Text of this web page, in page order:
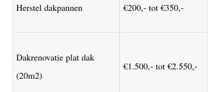
Herstel dakpannen €200,- tot €350,-
Dakrenovatie plat dak
(20m2)
€1.500,- tot €2.550,-